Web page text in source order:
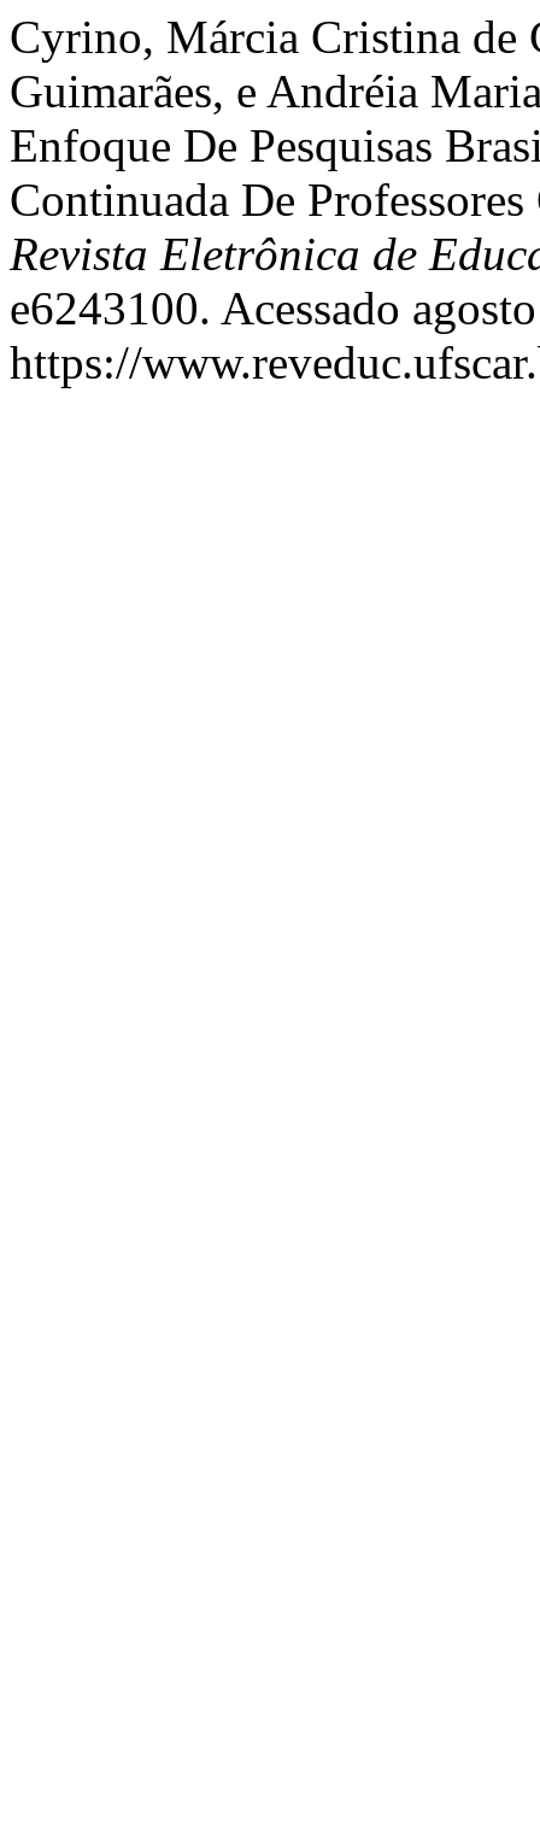
Cyrino, Márcia Cristina de
Guimarães, e Andréia
Enfoque De Pesquisas
Continuada De
Revista Eletrônica de
e6243100. Acessado
https://